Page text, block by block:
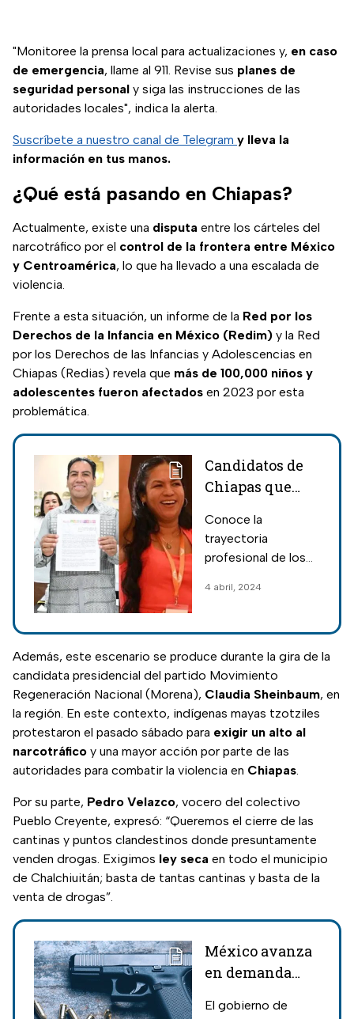
"Monitoree la prensa local para actualizaciones y, en caso
de emergencia, llame al 911. Revise sus planes de
seguridad personal y siga las instrucciones de las
autoridades locales", indica la alerta.
Suscríbete a nuestro canal de Telegram y lleva la
información en tus manos.
¿Qué está pasando en Chiapas?
Actualmente, existe una disputa entre los cárteles del
narcotráfico por el control de la frontera entre México
y Centroamérica, lo que ha llevado a una escalada de
violencia.
Frente a esta situación, un informe de la Red por los
Derechos de la Infancia en México (Redim) y la Red
por los Derechos de las Infancias y Adolescencias en
Chiapas (Redias) revela que más de 100,000 niños y
adolescentes fueron afectados en 2023 por esta
problemática.
Candidatos de
Chiapas que
gubernatura en
estas elecciones
Conoce la
trayectoria
profesional de los
Chiapas a la
estas elecciones de
2024; estos cargos
se elegirán.
4 abril, 2024
Además, este escenario se produce durante la gira de la
candidata presidencial del partido Movimiento
Regeneración Nacional (Morena), Claudia Sheinbaum, en
la región. En este contexto, indígenas mayas tzotziles
protestaron el pasado sábado para exigir un alto al
narcotráfico y una mayor acción por parte de las
autoridades para combatir la violencia en Chiapas.
Por su parte, Pedro Velazco, vocero del colectivo
Pueblo Creyente, expresó: “Queremos el cierre de las
cantinas y puntos clandestinos donde presuntamente
venden drogas. Exigimos ley seca en todo el municipio
de Chalchiuitán; basta de tantas cantinas y basta de la
venta de drogas”.
México avanza
en demanda
fabricantes de
El gobierno de